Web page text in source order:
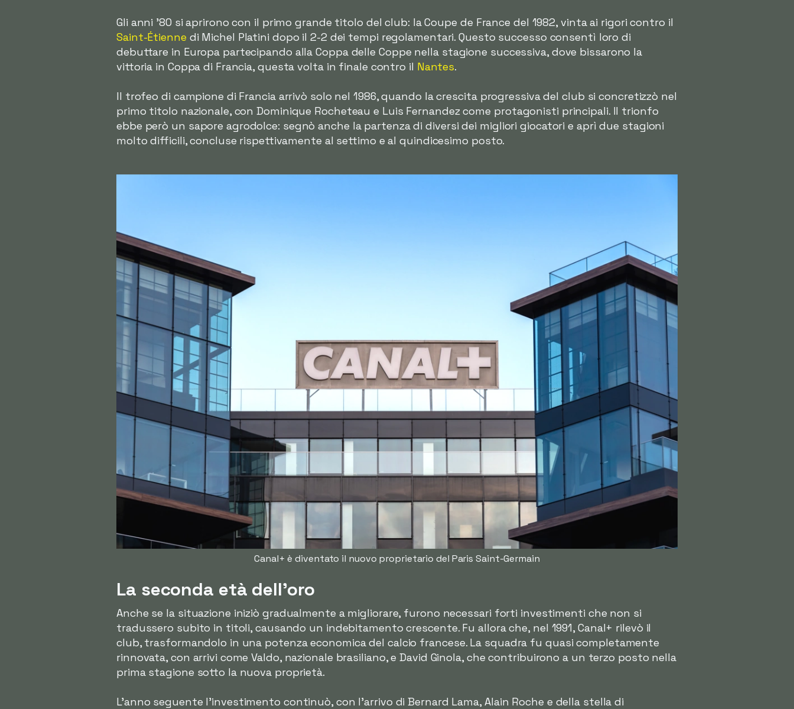
Gli anni '80 si aprirono con il primo grande titolo del club: la Coupe de France del 1982, vinta ai rigori contro il
Saint-Étienne di Michel Platini dopo il 2-2 dei tempi regolamentari. Questo successo consentì loro di
debuttare in Europa partecipando alla Coppa delle Coppe nella stagione successiva, dove bissarono la
vittoria in Coppa di Francia, questa volta in finale contro il Nantes.
Il trofeo di campione di Francia arrivò solo nel 1986, quando la crescita progressiva del club si concretizzò nel
primo titolo nazionale, con Dominique Rocheteau e Luis Fernandez come protagonisti principali. Il trionfo
ebbe però un sapore agrodolce: segnò anche la partenza di diversi dei migliori giocatori e aprì due stagioni
molto difficili, concluse rispettivamente al settimo e al quindicesimo posto.
Canal+ è diventato il nuovo proprietario del Paris Saint-Germain
La seconda età dell'oro
Anche se la situazione iniziò gradualmente a migliorare, furono necessari forti investimenti che non si
tradussero subito in titoli, causando un indebitamento crescente. Fu allora che, nel 1991, Canal+ rilevò il
club, trasformandolo in una potenza economica del calcio francese. La squadra fu quasi completamente
rinnovata, con arrivi come Valdo, nazionale brasiliano, e David Ginola, che contribuirono a un terzo posto nella
prima stagione sotto la nuova proprietà.
L'anno seguente l'investimento continuò, con l'arrivo di Bernard Lama, Alain Roche e della stella di